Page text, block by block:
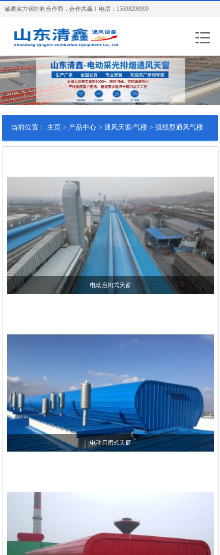
诚邀实力钢结构合作商，合作共赢！电话：15698298999
当前位置： 主页 > 产品中心 >通风天窗/气楼>弧线型通风气楼
电动启闭式天窗
电动启闭式天窗